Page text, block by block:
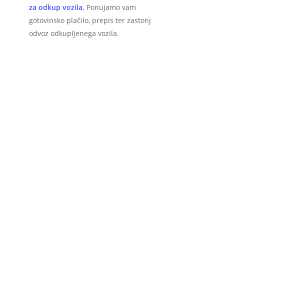
za odkup vozila. Ponujamo vam
gotovinsko plačilo, prepis ter zastonj
odvoz odkupljenega vozila.